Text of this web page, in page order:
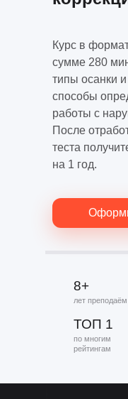
Курс в
сумме 280
типы осанки
способы
работы с
После
теста
на 1 год.
лет преподаём
8+
по многим
рейтингам
ТОП 1